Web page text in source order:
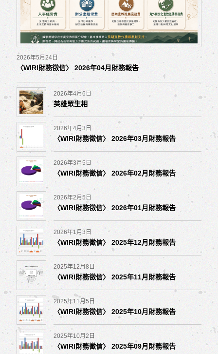
2026年5月24日
〈WIRI財務徵信〉 2026年04月財務報告
2026年4月6日
英雄眾生相
2026年4月3日
〈WIRI財務徵信〉 2026年03月財務報告
2026年3月5日
〈WIRI財務徵信〉 2026年02月財務報告
2026年2月5日
〈WIRI財務徵信〉 2026年01月財務報告
2026年1月3日
〈WIRI財務徵信〉 2025年12月財務報告
2025年12月8日
〈WIRI財務徵信〉 2025年11月財務報告
2025年11月5日
〈WIRI財務徵信〉 2025年10月財務報告
2025年10月2日
〈WIRI財務徵信〉 2025年09月財務報告